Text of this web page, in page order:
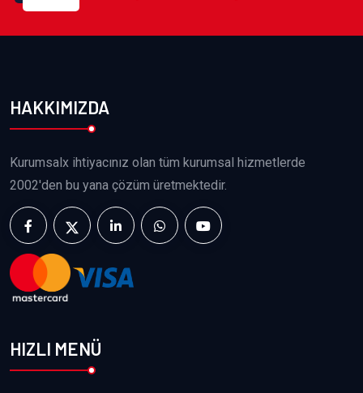
HAKKIMIZDA
Kurumsalx ihtiyacınız olan tüm kurumsal hizmetlerde
2002'den bu yana çözüm üretmektedir.
HIZLI MENÜ